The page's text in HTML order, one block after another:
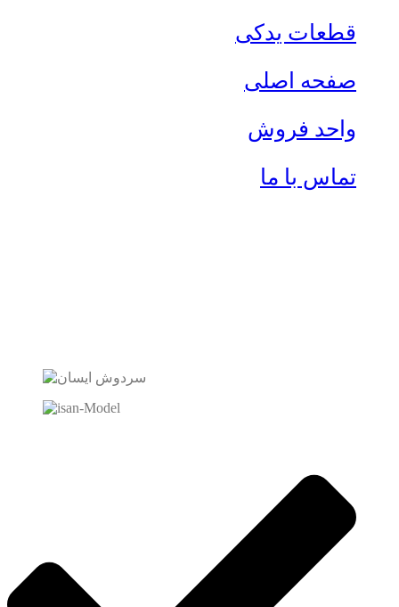
قطعات یدکی
صفحه اصلی
واحد فروش
تماس با ما